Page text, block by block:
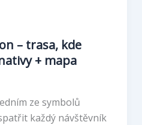
– trasa, kde
+ mapa
ze symbolů
každý návštěvník